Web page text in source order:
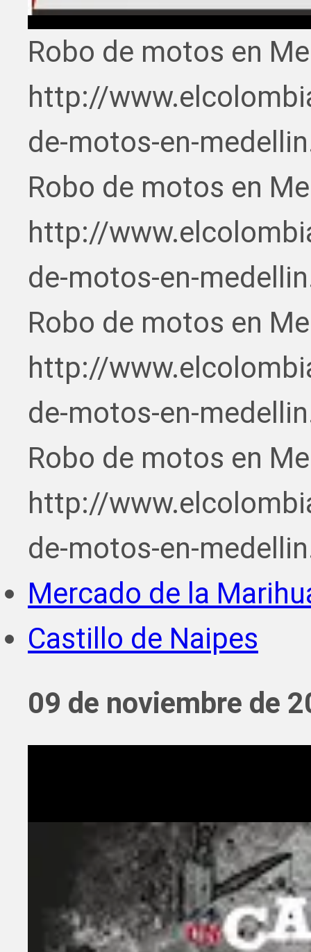
Robo de motos en
http://
de-motos-en-
Robo de motos en
http://
de-motos-en-
Robo de motos en
http://
de-motos-en-
Robo de motos en
http://
de-motos-en-
Mercado de la
Castillo de Naipes
09 de noviembre de